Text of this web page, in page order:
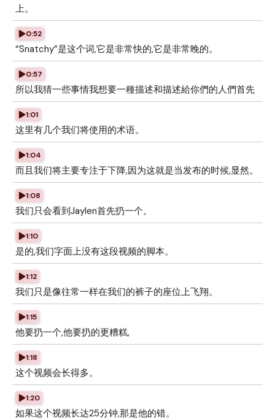
上。
0:52
“Snatchy”是这个词,它是非常快的,它是非常晚的。
0:57
所以我猜一些事情我想要一種描述和描述給你們的人們首先
1:01
这里有几个我们将使用的术语。
1:04
而且我们将主要专注于下降,因为这就是当发布的时候,显然。
1:08
我们只会看到Jaylen首先扔一个。
1:10
是的,我们字面上没有这段视频的脚本。
1:12
我们只是像往常一样在我们的裤子的座位上飞翔。
1:15
他要扔一个,他要扔的更糟糕,
1:18
这个视频会长得多。
1:20
如果这个视频长达25分钟,那是他的错。